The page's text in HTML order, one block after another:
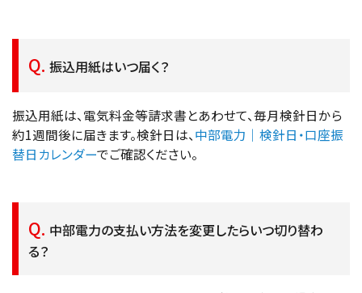
振込用紙はいつ届く？
振込用紙は、電気料金等請求書とあわせて、毎月検針日から
約1週間後に届きます。検針日は、中部電力｜検針日・口座振
替日カレンダーでご確認ください。
中部電力の支払い方法を変更したらいつ切り替わ
る？